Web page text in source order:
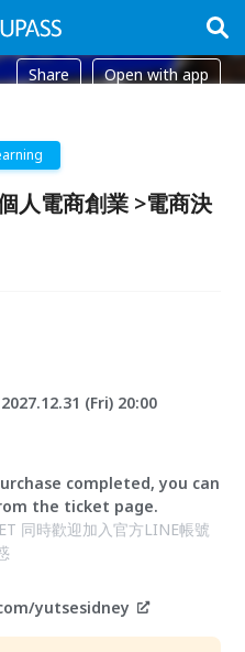
Share Open with app
人電商創業 >電商決
(Fri) 20:00
completed, you can
the ticket page.
同時歡迎加入官方LINE帳號
yutsesidney